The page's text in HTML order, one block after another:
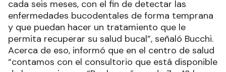
cada seis meses, con el fin de detectar las
enfermedades bucodentales de forma temprana
y que puedan hacer un tratamiento que le
permita recuperar su salud bucal”, señaló Bucchi.
Acerca de eso, informó que en el centro de salud
“contamos con el consultorio que está disponible